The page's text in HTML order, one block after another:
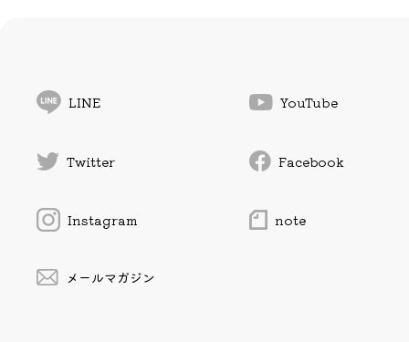
LINE YouTube
Twitter Facebook
Instagram note
メールマガジン